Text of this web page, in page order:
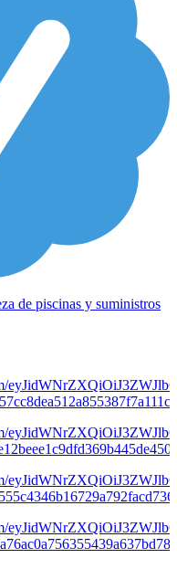
de piscinas y suministros